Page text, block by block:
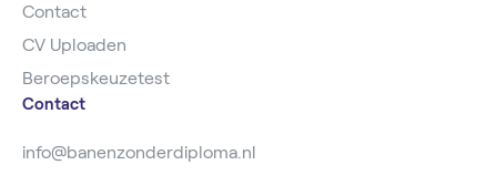
Contact
CV Uploaden
Beroepskeuzetest
Contact
info@banenzonderdiploma.nl